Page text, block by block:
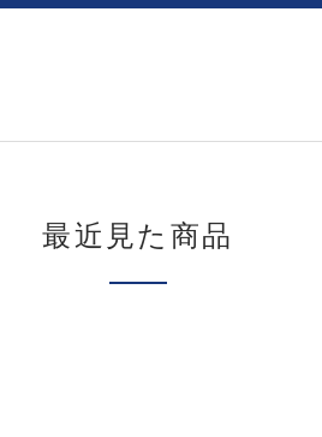
最近見た商品